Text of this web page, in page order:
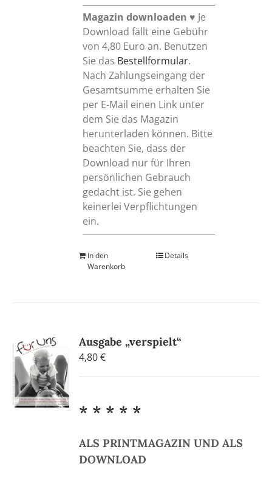
Magazin downloaden ♥ Je
Download fällt eine Gebühr
von 4,80 Euro an. Benutzen
Sie das Bestellformular.
Nach Zahlungseingang der
Gesamtsumme erhalten Sie
per E-Mail einen Link unter
dem Sie das Magazin
herunterladen können. Bitte
beachten Sie, dass der
Download nur für Ihren
persönlichen Gebrauch
gedacht ist. Sie gehen
keinerlei Verpflichtungen
ein.
In den
Warenkorb
Details
Ausgabe „verspielt“
4,80€
* * * * *
ALS PRINTMAGAZIN UND ALS
DOWNLOAD